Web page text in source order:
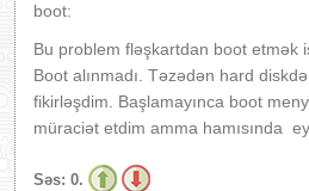
boot:
Bu problem fləşkartdan boot etmək
Boot alınmadı. Təzədən hard
fikirləşdim. Başlamayınca boot
müraciət etdim amma hamısında
Səs: 0.